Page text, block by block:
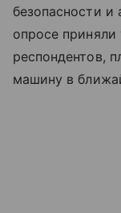
безопасности
опросе приняли
респондентов,
машину в